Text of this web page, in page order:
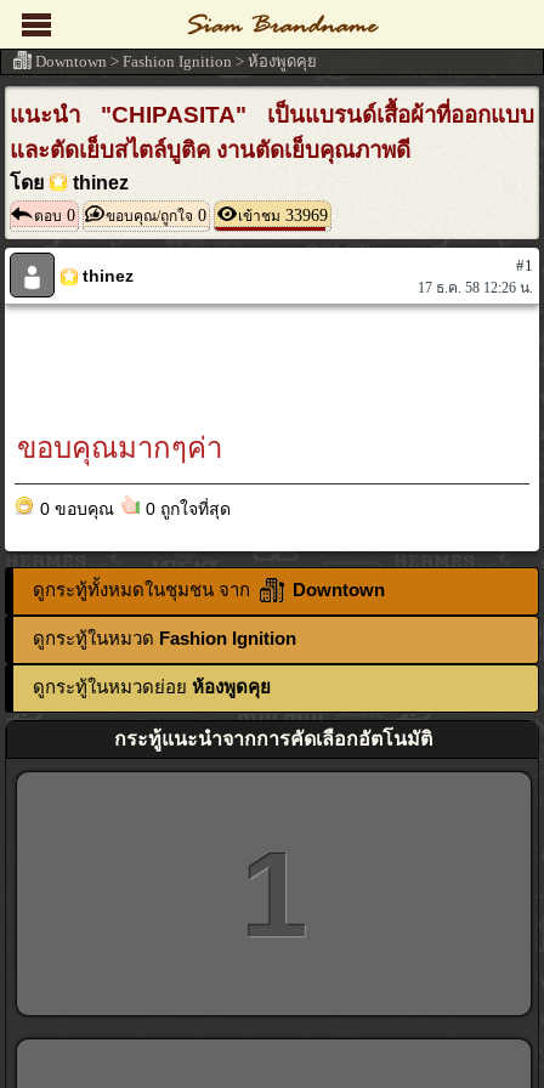
แนะนำ "CHIPASITA" เป็นแบรนด์เสื้อผ้าที่ออกแบบ
และตัดเย็บสไตล์บูติค งานตัดเย็บคุณภาพดี
โดย thinez
ตอบ 0 ขอบคุณ/ถูกใจ 0 เข้าชม 33969
thinez
#1
17 ธ.ค. 58 12:26 น.
ขอบคุณมากๆค่า
0 ขอบคุณ 0 ถูกใจที่สุด
ดูกระทู้ทั้งหมดในชุมชน จาก Downtown
ดูกระทู้ในหมวด Fashion Ignition
ดูกระทู้ในหมวดย่อยห้องพูดคุย
กระทู้แนะนำจากการคัดเลือกอัตโนมัติ
1
Downtown > Fashion Ignition > ห้องพูดคุย